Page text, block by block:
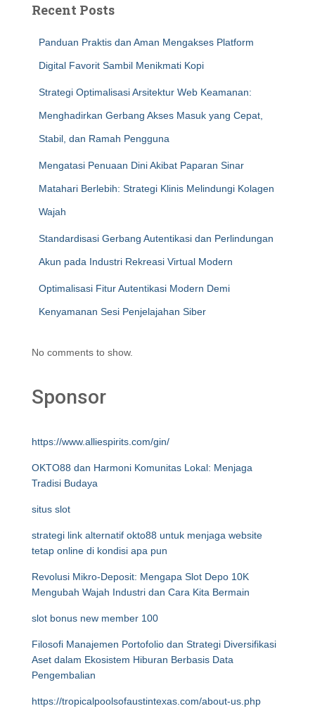
Recent Posts
Panduan Praktis dan Aman Mengakses Platform
Digital Favorit Sambil Menikmati Kopi
Strategi Optimalisasi Arsitektur Web Keamanan:
Menghadirkan Gerbang Akses Masuk yang Cepat,
Stabil, dan Ramah Pengguna
Mengatasi Penuaan Dini Akibat Paparan Sinar
Matahari Berlebih: Strategi Klinis Melindungi Kolagen
Wajah
Standardisasi Gerbang Autentikasi dan Perlindungan
Akun pada Industri Rekreasi Virtual Modern
Optimalisasi Fitur Autentikasi Modern Demi
Kenyamanan Sesi Penjelajahan Siber
No comments to show.
Sponsor
https://www.alliespirits.com/gin/
OKTO88 dan Harmoni Komunitas Lokal: Menjaga
Tradisi Budaya
situs slot
strategi link alternatif okto88 untuk menjaga website
tetap online di kondisi apa pun
Revolusi Mikro-Deposit: Mengapa Slot Depo 10K
Mengubah Wajah Industri dan Cara Kita Bermain
slot bonus new member 100
Filosofi Manajemen Portofolio dan Strategi Diversifikasi
Aset dalam Ekosistem Hiburan Berbasis Data
Pengembalian
https://tropicalpoolsofaustintexas.com/about-us.php